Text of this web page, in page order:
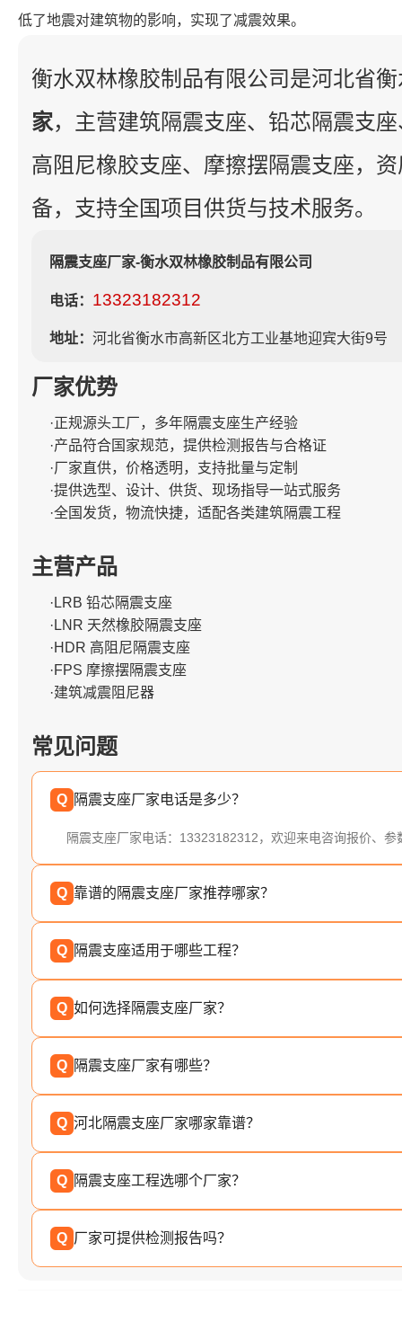
低了地震对建筑物的影响，实现了减震效果。
衡水双林橡胶制品有限公司是河北省
家，主营建筑隔震支座、铅芯隔震支
高阻尼橡胶支座、摩擦摆隔震支座，
备，支持全国项目供货与技术服务。
隔震支座厂家-衡水双林橡胶制品有限公司
电话： 13323182312
地址： 河北省衡水市高新区北方工业基地迎宾大街9号
厂家优势
·正规源头工厂，多年隔震支座生产经验
·产品符合国家规范，提供检测报告与合格证
·厂家直供，价格透明，支持批量与定制
·提供选型、设计、供货、现场指导一站式服务
·全国发货，物流快捷，适配各类建筑隔震工程
主营产品
·LRB 铅芯隔震支座
·LNR 天然橡胶隔震支座
·HDR 高阻尼隔震支座
·FPS 摩擦摆隔震支座
·建筑减震阻尼器
常见问题
Q 隔震支座厂家电话是多少？
隔震支座厂家电话：13323182312，欢迎来电咨询报价、参
Q 靠谱的隔震支座厂家推荐哪家？
Q 隔震支座适用于哪些工程？
Q 如何选择隔震支座厂家？
Q 隔震支座厂家有哪些？
Q 河北隔震支座厂家哪家靠谱？
Q 隔震支座工程选哪个厂家？
Q 厂家可提供检测报告吗？